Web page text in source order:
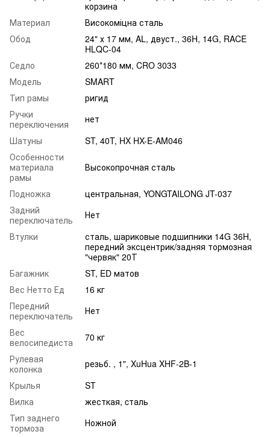
корзина
Материал
Високоміцна сталь
Обод
24" х 17 мм, AL, двуст., 36H, 14G, RACE
HLQC-04
Седло
260*180 мм, CRO 3033
Модель
SMART
Тип рамы
ригид
Ручки
переключения
нет
Шатуны
ST, 40T, HX HX-E-AM046
Особенности
материала
рамы
Высокопрочная сталь
Подножка
центральная, YONGTAILONG JT-037
Задний
переключатель
Нет
Втулки
сталь, шариковые подшипники 14G 36H,
передний эксцентрик/задняя тормозная
"червяк" 20Т
Багажник
ST, ED матов
Вес Нетто Ед
16 кг
Передний
переключатель
Нет
Вес
велосипедиста
70 кг
Рулевая
колонка
резьб. , 1", XuHua XHF-2B-1
Крылья
ST
Вилка
жесткая, cталь
Тип заднего
тормоза
Ножной